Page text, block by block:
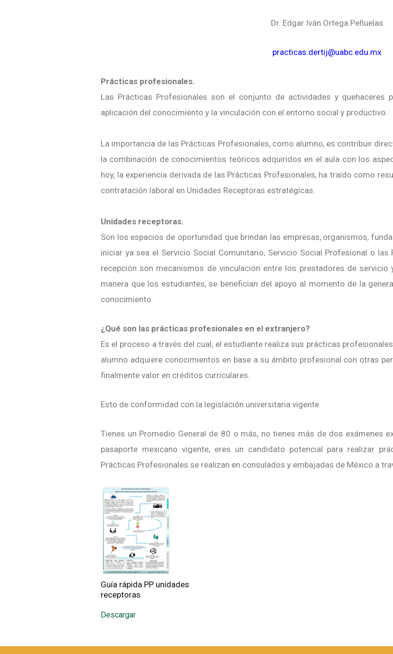
Dr. Edgar Iván Ortega Peñuelas
practicas.dertij@uabc.edu.mx
Prácticas profesionales.
Las Prácticas Profesionales son el conjunto de actividades y
aplicación del conocimiento y la vinculación con el entorno social y productivo.
La importancia de las Prácticas Profesionales, como alumno, es contribuir
la combinación de conocimientos teóricos adquiridos en el aula con los
hoy, la experiencia derivada de las Prácticas Profesionales, ha traído como
contratación laboral en Unidades Receptoras estratégicas.
Unidades receptoras.
Son los espacios de oportunidad que brindan las empresas, organismos,
iniciar ya sea el Servicio Social Comunitario, Servicio Social Profesional o
recepción son mecanismos de vinculación entre los prestadores de
manera que los estudiantes, se benefician del apoyo al momento de la
conocimiento.
¿Qué son las prácticas profesionales en el extranjero?
Es el proceso a través del cual, el estudiante realiza sus prácticas
alumno adquiere conocimientos en base a su ámbito profesional con otras
finalmente valor en créditos curriculares.
Esto de conformidad con la legislación universitaria vigente.
Tienes un Promedio General de 80 o más, no tienes más de dos exámenes
pasaporte mexicano vigente, eres un candidato potencial para realizar
Prácticas Profesionales se realizan en consulados y embajadas de México a
Guía rápida PP unidades
receptoras
Descargar